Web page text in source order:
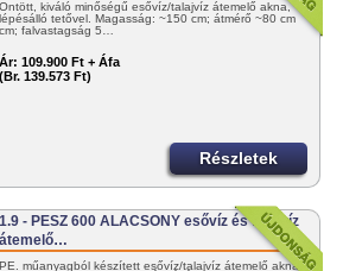
Öntött, kiváló minőségű esővíz/talajvíz átemelő akna,
lépésálló tetővel. Magasság: ~150 cm; átmérő ~80 cm
cm; falvastagság 5…
Ár: 109.900 Ft + Áfa
(Br. 139.573 Ft)
Részletek
1.9 - PESZ 600 ALACSONY esővíz és talajvíz
átemelő…
PE. műanyagból készített esővíz/talajvíz átemelő akna